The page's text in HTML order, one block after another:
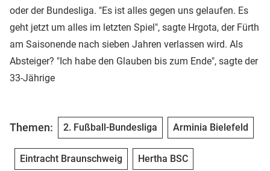
oder der Bundesliga. "Es ist alles gegen uns gelaufen. Es
geht jetzt um alles im letzten Spiel", sagte Hrgota, der Fürth
am Saisonende nach sieben Jahren verlassen wird. Als
Absteiger? "Ich habe den Glauben bis zum Ende", sagte der
33-Jährige
Themen: 2. Fußball-Bundesliga Arminia Bielefeld
Eintracht Braunschweig Hertha BSC